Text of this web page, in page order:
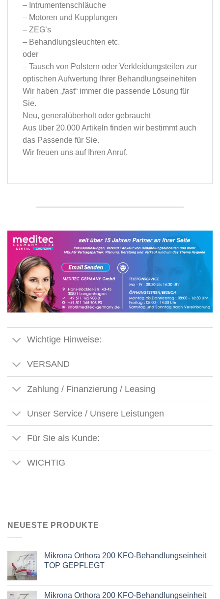
– Intrumentenschläuche
– Motoren und Kupplungen
– ZEG’s
– Behandlungsleuchten etc.
oder
– Tausch von Polstern oder Verkleidungsteilen zur
optischen Aufwertung Ihrer Behandlungseinehiten
Wir haben „fast“ immer die passende Lösung für
Sie.
Neu, generalüberholt oder gebraucht
Aus über 20.000 Artikeln finden wir bestimmt auch
das Passende für Sie.
Wir freuen uns auf Ihren Anruf.
Wichtige Hinweise:
VERSAND
Zahlung / Finanzierung / Leasing
Unser Service / Unsere Leistungen
Für Sie als Kunde:
WICHTIG
NEUESTE PRODUKTE
Mikrona Orthora 200 KFO-Behandlungseinheit
TOP GEPFLEGT
Mikrona Orthora 200 KFO-Behandlungseinheit